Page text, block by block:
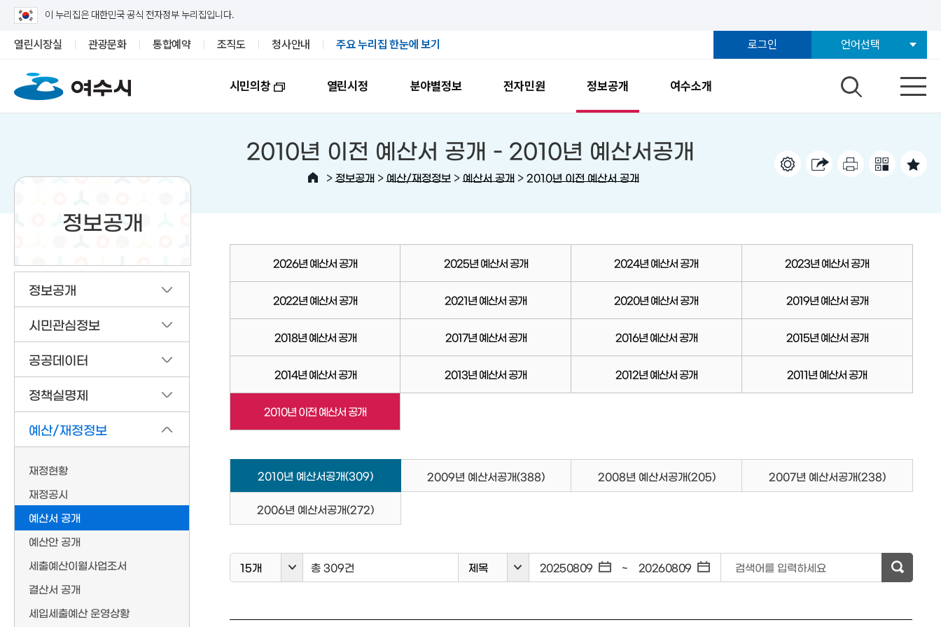
이 누리집은 대한민국 공식 전자정부 누리집입니다.
열린시장실 관광문화 통합예약 조직도 청사안내 주요 누리집 한눈에 보기 로그인 언어선택
시민의창 열린시정 분야별정보 전자민원 정보공개 여수소개
정보공개
정보공개
시민관심정보
공공데이터
정책실명제
예산/재정정보
재정현황
재정공시
예산서 공개
예산안 공개
세출예산이월사업조서
결산서 공개
세입세출예산 운영상황
2010년 이전 예산서 공개 - 2010년 예산서공개
> 정보공개> 예산/재정정보 > 예산서 공개> 2010년 이전 예산서 공개
2026년 예산서 공개 2025년 예산서 공개 2024년 예산서 공개 2023년 예산서 공개
2022년 예산서 공개 2021년 예산서 공개 2020년 예산서 공개 2019년 예산서 공개
2018년 예산서 공개 2017년 예산서 공개 2016년 예산서 공개 2015년 예산서 공개
2014년 예산서 공개 2013년 예산서 공개 2012년 예산서 공개 2011년 예산서 공개
2010년 이전 예산서 공개
2010년 예산서공개(309) 2009년 예산서공개(388) 2008년 예산서공개(205) 2007년 예산서공개(238)
2006년 예산서공개(272)
15개 총 309건 제목 ~ 검색어를 입력하세요